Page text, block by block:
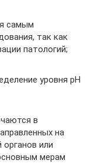
самым
так как
патологий;
уровня рН
в
на
или
мерам